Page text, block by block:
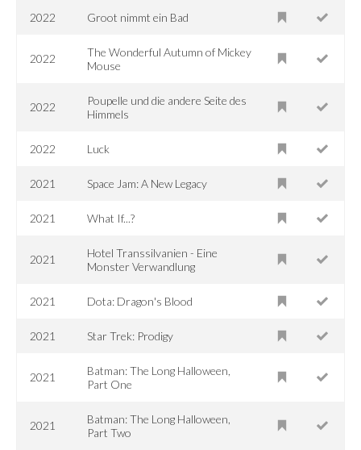
2022 Groot nimmt ein Bad
2022
The Wonderful Autumn of Mickey
Mouse
2022
Poupelle und die andere Seite des
Himmels
2022 Luck
2021 Space Jam: A New Legacy
2021 What If...?
2021
Hotel Transsilvanien - Eine
Monster Verwandlung
2021 Dota: Dragon's Blood
2021 Star Trek: Prodigy
2021
Batman: The Long Halloween,
Part One
2021
Batman: The Long Halloween,
Part Two